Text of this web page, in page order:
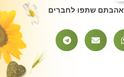
שתפו לחברים